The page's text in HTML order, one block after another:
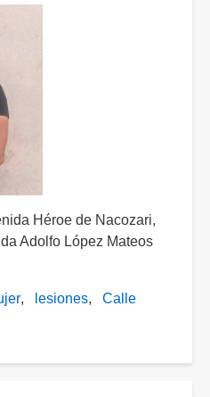
Héroe de Nacozari,
Adolfo López Mateos
lesiones Calle